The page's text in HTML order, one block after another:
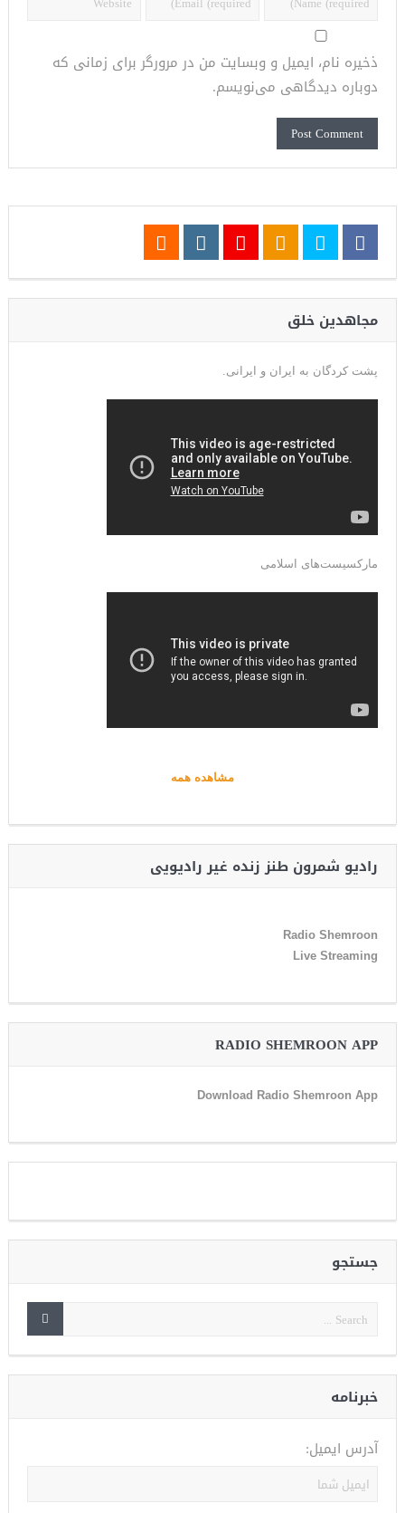
ذخیره نام، ایمیل و وبسایت من در مرورگر برای زمانی که
دوباره دیدگاهی می‌نویسم.
مجاهدین خلق
پشت کردگان به ایران و ایرانی.
مارکسیست‌های اسلامی
مشاهده همه
رادیو شمرون طنز زنده غیر رادیویی
Radio Shemroon
Live Streaming
RADIO SHEMROON APP
Download Radio Shemroon App
جستجو
خبرنامه
آدرس ایمیل: